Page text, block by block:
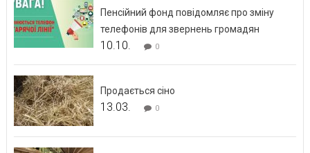
Пенсійний фонд повідомляє про зміну
телефонів для звернень громадян
10.10. 0
Продається сіно
13.03. 0